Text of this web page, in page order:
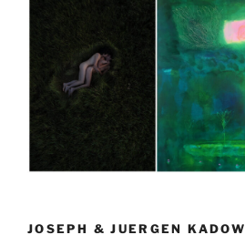
JOSEPH & JUERGEN KADOW